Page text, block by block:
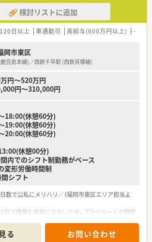
い職場環境＞
率が非常に高く、特に福岡では評判のよい会社で
員の定着と働きやすさに繋がっています。
績、復帰率も高く、女性でも管理薬剤師やマネージ
されている方もいらっしゃいます。
を人事に反映させております。
の取得に関してはeラーニングを活用。会社から1
ございます。
ートを導入。半期ごとに面談を通して摺り合わせ
て努力した人を評価する仕組みを作っていらっし
ップに意欲的な方は若い方でも管理薬剤師、マネー
登用を積極的に行っています。
検討リストに追加
日以上 車通勤可 高給与(600万円以上) 教育
岡市東区
児島本線)／西鉄千早駅 (西鉄貝塚線)
円～520万円
円～310,000円
18:00(休憩60分)
19:00(休憩60分)
20:00(休憩60分)
休憩00分)
内でのシフト制勤務がベース
変形労働時間制
シフト
数で公私にメリハリ／（福岡市東区エリア担当よ
日で残業も非常に少ないため、プライベートの時間
る お問い合わせ